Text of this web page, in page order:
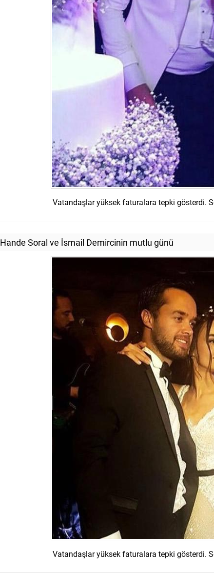
Vatandaşlar yüksek faturalara tepki gösterdi.
Hande Soral ve İsmail Demircinin mutlu günü
Vatandaşlar yüksek faturalara tepki gösterdi.